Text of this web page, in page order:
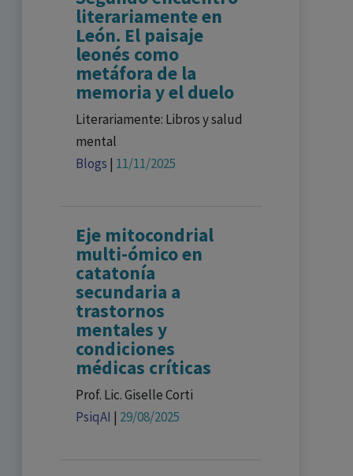
literariamente en
León. El paisaje
leonés como
metáfora de la
memoria y el duelo
Literariamente: Libros y salud
mental
Blogs | 11/11/2025
Eje mitocondrial
multi-ómico en
catatonía
secundaria a
trastornos
mentales y
condiciones
médicas críticas
Prof. Lic. Giselle Corti
PsiqAI | 29/08/2025